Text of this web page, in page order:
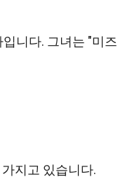
니다. 그녀는 "미
지고 있습니다.